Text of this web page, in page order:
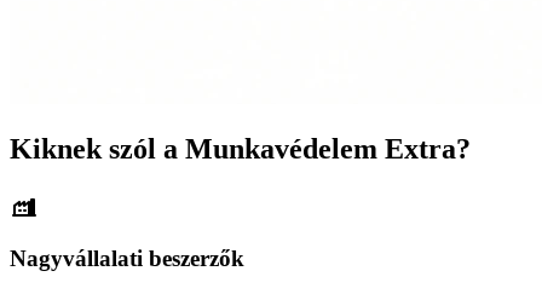
Kiknek szól a Munkavédelem Extra?
Nagyvállalati beszerzők